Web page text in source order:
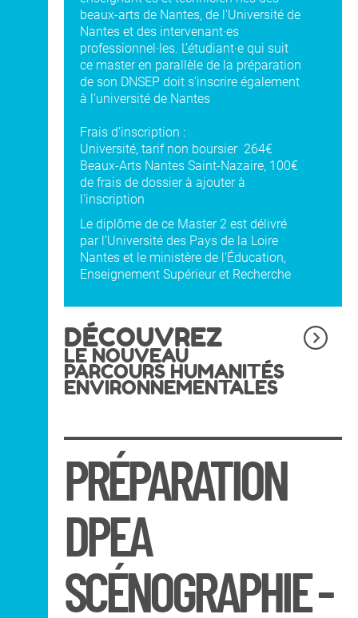
beaux-arts de Nantes, de l'Université de
Nantes et des intervenant·es
professionnel·les. L’étudiant·e qui suit
ce master en parallèle de la préparation
de son DNSEP doit s’inscrire également
à l’université de Nantes
Frais d’inscription :
Université, tarif non boursier 264€
Beaux-Arts Nantes Saint-Nazaire, 100€
de frais de dossier à ajouter à
l'inscription
Le diplôme de ce Master 2 est délivré
par l’Université des Pays de la Loire
Nantes et le ministère de l'Éducation,
Enseignement Supérieur et Recherche
DÉCOUVREZ
LE NOUVEAU
PARCOURS HUMANITÉS
ENVIRONNEMENTALES
PRÉPARATION
DPEA
SCÉNOGRAPHIE -